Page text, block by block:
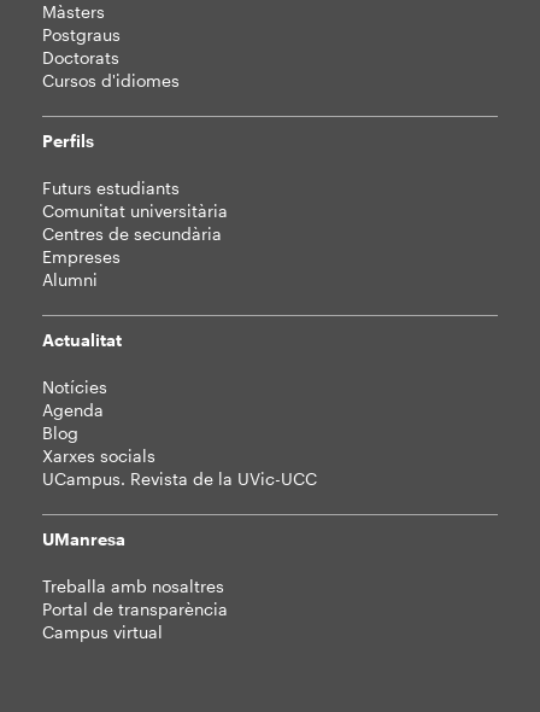
Màsters
Postgraus
Doctorats
Cursos d'idiomes
Perfils
Futurs estudiants
Comunitat universitària
Centres de secundària
Empreses
Alumni
Actualitat
Notícies
Agenda
Blog
Xarxes socials
UCampus. Revista de la UVic-UCC
UManresa
Treballa amb nosaltres
Portal de transparència
Campus virtual